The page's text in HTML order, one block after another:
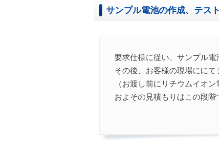
サンプル電池の作成、テス
要求仕様に従い、サンプル電
その後、お客様の現場にに
（お渡し前にリチウムイオ
およその見積もりはこの段